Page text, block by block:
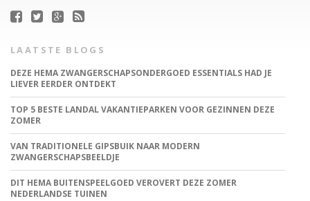
LAATSTE BLOGS
DEZE HEMA ZWANGERSCHAPSONDERGOED ESSENTIALS HAD JE
LIEVER EERDER ONTDEKT
TOP 5 BESTE LANDAL VAKANTIEPARKEN VOOR GEZINNEN DEZE
ZOMER
VAN TRADITIONELE GIPSBUIK NAAR MODERN
ZWANGERSCHAPSBEELDJE
DIT HEMA BUITENSPEELGOED VEROVERT DEZE ZOMER
NEDERLANDSE TUINEN